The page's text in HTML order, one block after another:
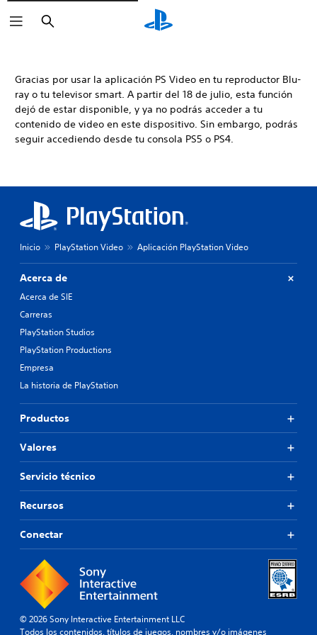
Buscar
Gracias por usar la aplicación PS Video en tu reproductor Blu-
ray o tu televisor smart. A partir del 18 de julio, esta función
dejó de estar disponible, y ya no podrás acceder a tu
contenido de video en este dispositivo. Sin embargo, podrás
seguir accediendo desde tu consola PS5 o PS4.
Inicio PlayStation Video Aplicación PlayStation Video
Acerca de
Acerca de SIE
Carreras
PlayStation Studios
PlayStation Productions
Empresa
La historia de PlayStation
Productos
Valores
Servicio técnico
Recursos
Conectar
© 2026 Sony Interactive Entertainment LLC
Todos los contenidos, títulos de juegos, nombres y/o imágenes